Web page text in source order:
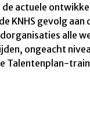
de actuele
KNHS gevolg
alle
ongeacht
Talentenplan-